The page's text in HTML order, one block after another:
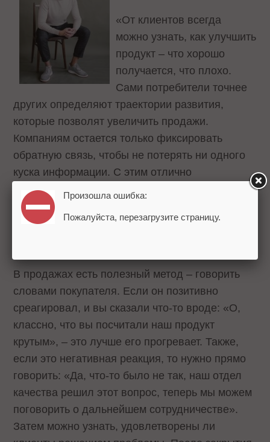
«От клиентов всегда
можно узнать, как улучшить
продукт – что хорошо
получается, что плохо.
Сами потребители точнее
других определяют траектории развития,
которые позволят увеличить продажи.
Компаниям остается только фиксировать
обратную связь, чтобы не потерять ни одного
куска информации. С этим отлично
справляется CRM-система, которая
автоматически добавляет и хранит любые
реакции клиентов – от конкретных замечаний и
В продажах есть полезный метод – говорить
словами покупателя. Если он позитивно
среагировал, и вы сказали что-то вроде: «О,
классно, что вы посчитали наш продукт
крутым», – это лучше его прогревает. Также,
если это негативная реакция, то нужно прямо
говорить: «Да, что-то было не так, наш отдел
качества решил этот вопрос, теперь мы можем
поговорить о дальнейшем сотрудничестве».
Затем можно узнать, удовлетворены ли
Произошла ошибка:
Пожалуйста, перезагрузите страницу.